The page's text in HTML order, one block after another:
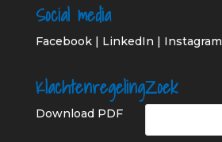
Social media
Facebook| LinkedIn | Instagram
Klachtenregeling
Download PDF
Zoek